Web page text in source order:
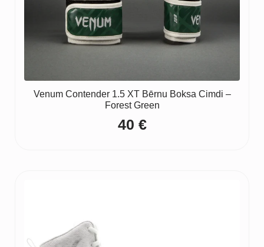
Venum Contender 1.5 XT Bērnu Boksa Cimdi –
Forest Green
40 €